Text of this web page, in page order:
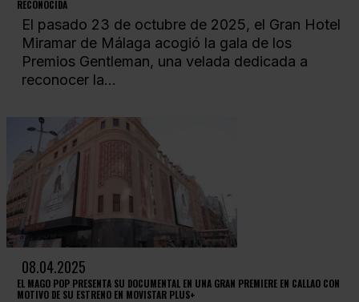
RECONOCIDA
El pasado 23 de octubre de 2025, el Gran Hotel
Miramar de Málaga acogió la gala de los
Premios Gentleman, una velada dedicada a
reconocer la...
08.04.2025
EL MAGO POP PRESENTA SU DOCUMENTAL EN UNA GRAN PREMIERE EN CALLAO CON
MOTIVO DE SU ESTRENO EN MOVISTAR PLUS+